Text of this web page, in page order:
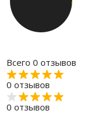
Всего 0 отзывов
0 отзывов
0 отзывов